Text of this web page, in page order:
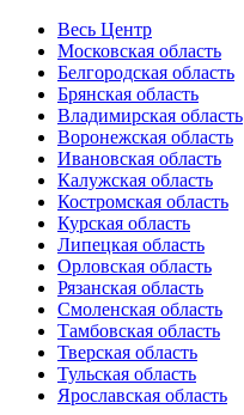
Весь Центр
Московская область
Белгородская область
Брянская область
Владимирская область
Воронежская область
Ивановская область
Калужская область
Костромская область
Курская область
Липецкая область
Орловская область
Рязанская область
Смоленская область
Тамбовская область
Тверская область
Тульская область
Ярославская область